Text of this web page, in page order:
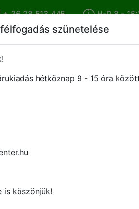
+ 36 28 513 445 H-P 8 -
A PM-450 modell, az
Gyors, megbízható,
szünetelése
hétköznap 9 - 15 óra
is köszönjük!